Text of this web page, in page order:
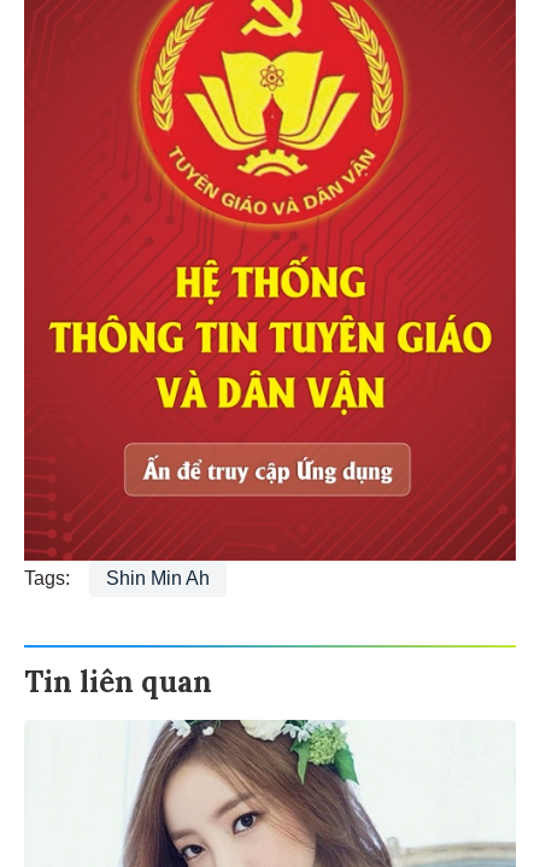
Tags: Shin Min Ah
Tin liên quan